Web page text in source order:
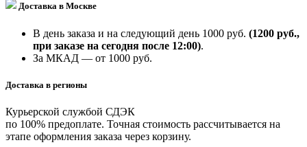
Доставка в Москве
В день заказа и на следующий день 1000 руб. (1200 руб.,
при заказе на сегодня после 12:00).
За МКАД — от 1000 руб.
Доставка в регионы
Курьерской службой СДЭК
по 100% предоплате. Точная стоимость рассчитывается на
этапе оформления заказа через корзину.